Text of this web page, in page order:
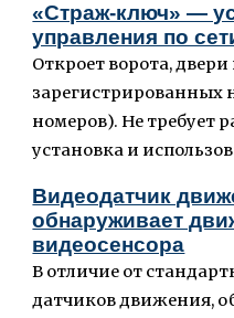
«Страж-ключ» —
управления по
Откроет ворота, двери
зарегистрированных
номеров). Не требует
установка и
Видеодатчик
обнаруживает
видеосенсора
В отличие от
датчиков движения,